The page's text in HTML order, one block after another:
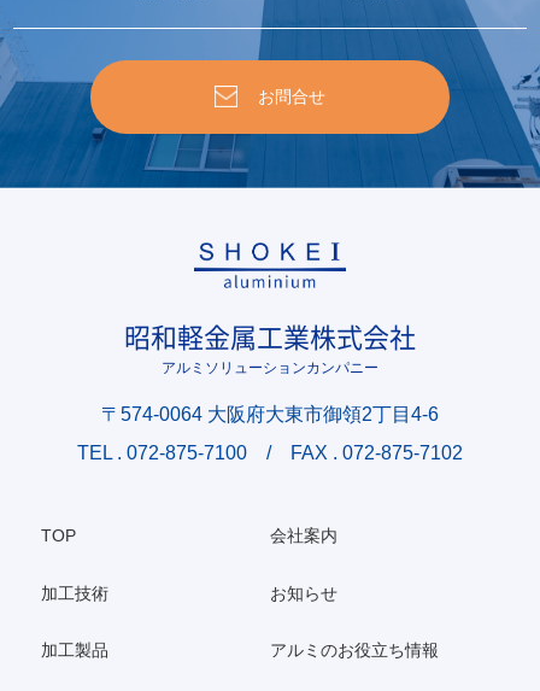
お問合せ
昭和軽金属工業株式会社
アルミソリューションカンパニー
〒574-0064 大阪府大東市御領2丁目4-6
TEL . 072-875-7100 / FAX . 072-875-7102
TOP
加工技術
加工製品
会社案内
お知らせ
アルミのお役立ち情報